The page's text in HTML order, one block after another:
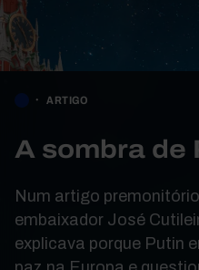
ARTIGO
A sombra de
Num artigo
embaixador José
explicava porque Putin